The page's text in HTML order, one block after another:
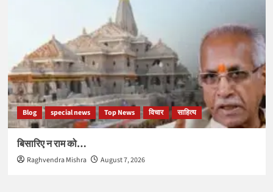
Blog special news Top News विचार साहित्य
बिसारिए न राम को…
Raghvendra Mishra August 7, 2026